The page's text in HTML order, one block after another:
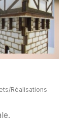
Réalisations